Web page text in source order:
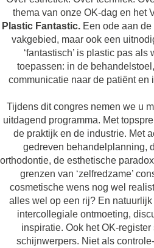
thema van onze OK-dag en het
Plastic Fantastic. Een ode aan
vakgebied, maar ook een
‘fantastisch’ is plastic pas als
toepassen: in de
communicatie naar de patiënt en
Tijdens dit congres nemen we u
uitdagend programma. Met
de praktijk en de industrie. Met
gedreven behandelplanning,
orthodontie, de esthetische
grenzen van ‘zelfredzame’
cosmetische wens nog wel
alles wel op een rij? En
intercollegiale ontmoeting,
inspiratie. Ook het OK-
schijnwerpers. Niet als